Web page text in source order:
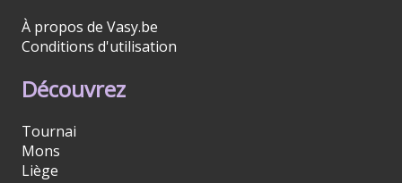
À propos de Vasy.be
Conditions d'utilisation
Découvrez
Tournai
Mons
Liège